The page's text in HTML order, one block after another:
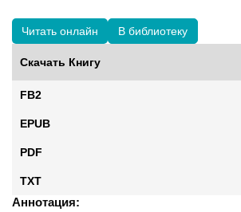
Читать онлайн В библиотеку
Скачать Книгу
FB2
EPUB
PDF
TXT
Аннотация: